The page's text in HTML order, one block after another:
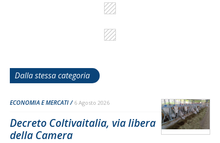
Dalla stessa categoria
ECONOMIA E MERCATI 6 Agosto 2026
Decreto Coltivaitalia, via libera
della Camera